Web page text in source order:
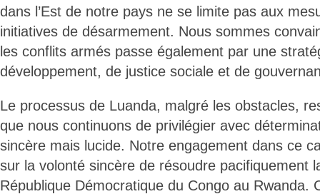
dans l’Est de notre pays ne se limite pas aux
initiatives de désarmement. Nous sommes
les conflits armés passe également par une
développement, de justice sociale et de
Le processus de Luanda, malgré les obstacles,
que nous continuons de privilégier avec
sincère mais lucide. Notre engagement dans ce
sur la volonté sincère de résoudre pacifiquement
République Démocratique du Congo au Rwanda.